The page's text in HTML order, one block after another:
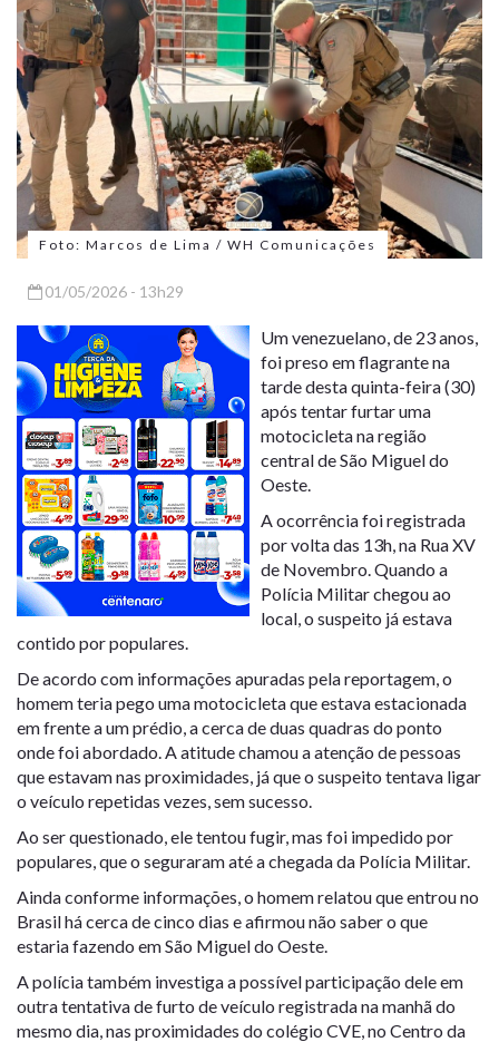
Foto: Marcos de Lima / WH Comunicações
01/05/2026 - 13h29
Um venezuelano, de 23 anos,
foi preso em flagrante na
tarde desta quinta-feira (30)
após tentar furtar uma
motocicleta na região
central deSão Miguel do
Oeste
A ocorrência foi registrada
por volta das 13h, na Rua XV
de Novembro. Quando a
Polícia Militar chegou ao
local, o suspeito já estava
contido por populares.
De acordo com informações apuradas pela reportagem, o
homem teria pego uma motocicleta que estava estacionada
em frente a um prédio, a cerca de duas quadras do ponto
onde foi abordado. A atitude chamou a atenção de pessoas
que estavam nas proximidades, já que o suspeito tentava ligar
o veículo repetidas vezes, sem sucesso.
Ao ser questionado, ele tentou fugir, mas foi impedido por
populares, que o seguraram até a chegada da Polícia Militar.
Ainda conforme informações, o homem relatou que entrou no
Brasil há cerca de cinco dias e afirmou não saber o que
estaria fazendo emSão Miguel do Oeste
A polícia também investiga a possível participação dele em
outra tentativa de furto de veículo registrada na manhã do
mesmo dia, nas proximidades do colégio CVE, no Centro da